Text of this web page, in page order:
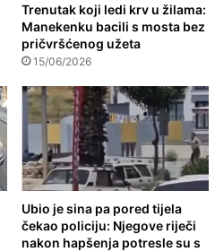
Trenutak koji ledi krv u žilama:
Manekenku bacili s mosta bez
pričvršćenog užeta
15/06/2026
Ubio je sina pa pored tijela
čekao policiju: Njegove riječi
nakon hapšenja potresle su s